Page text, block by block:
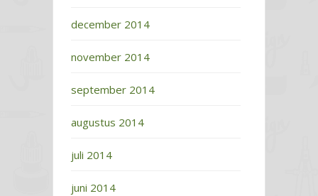
december 2014
november 2014
september 2014
augustus 2014
juli 2014
juni 2014